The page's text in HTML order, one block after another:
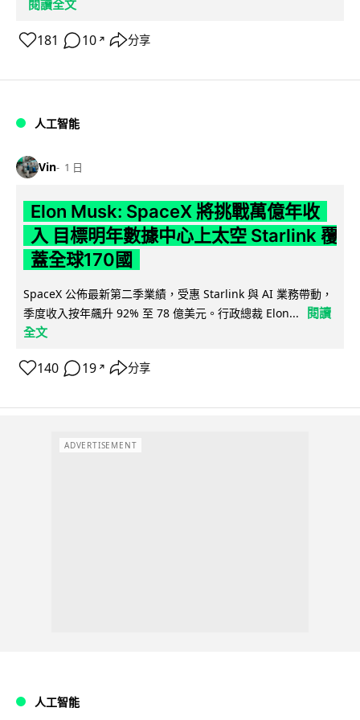
閱讀全文
181 10 ↗ 分享
人工智能
Vin 1 日
Elon Musk: SpaceX 將挑戰萬億年收
入 目標明年數據中心上太空 Starlink 覆
蓋全球170國
SpaceX 公佈最新第二季業績，受惠 Starlink 與 AI 業務帶動，
季度收入按年飆升 92% 至 78 億美元。行政總裁 Elon...
閱讀
全文
140 19 ↗ 分享
ADVERTISEMENT
人工智能